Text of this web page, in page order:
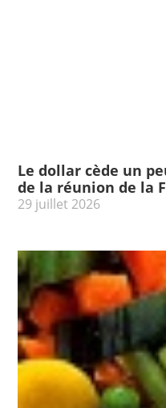
Le dollar cède un
de la réunion de la
29 juillet 2026